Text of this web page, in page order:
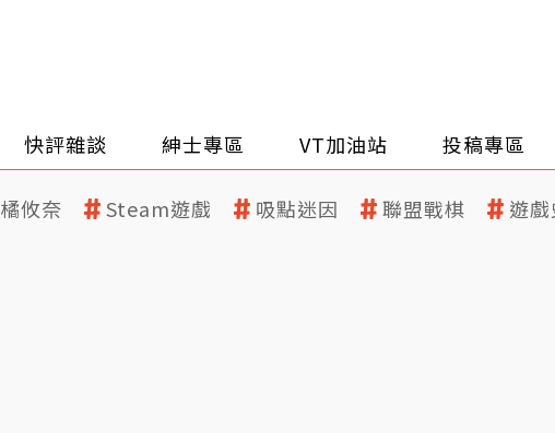
快評雜談 紳士專區 VT加油站 投稿專區
橘攸奈 Steam遊戲 吸點迷因 聯盟戰棋 遊